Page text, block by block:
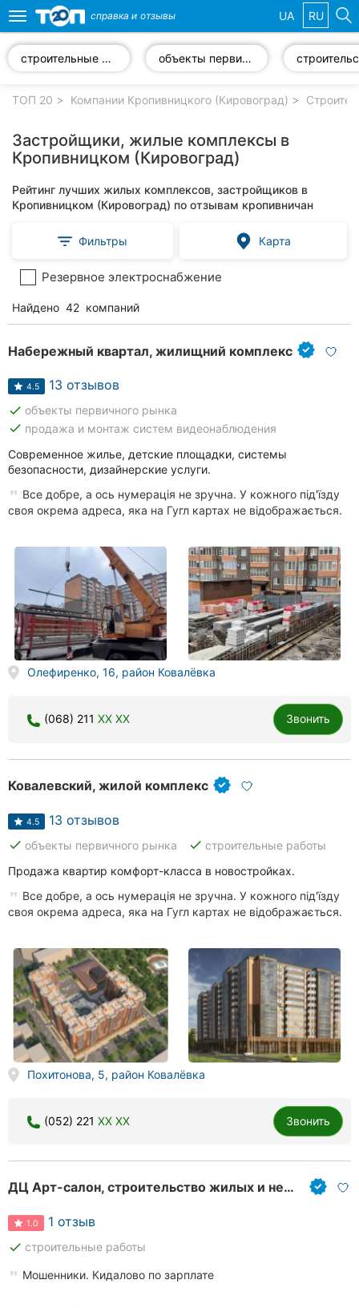
компании
рубрики:
клиники
Ветеринарные
клиники
Все
рубрики
Все
Кропивницкий
Винница
Житомир
Киев
Харьков
Запорожье
Львов
Кривой
Рог
Николаев
Полтава
Чернигов
Черкассы
Черновцы
Toggle
navigation
справка и отзывы UA RU
строительные работы объекты первичного рынка
ТОП 20 Компании Кропивницкого (Кировоград)
Застройщики, жилые комплексы в
Кропивницком (Кировоград)
Рейтинг лучших жилых комплексов, застройщиков в
Кропивницком (Кировоград) по отзывам кропивничан
Фильтры Карта
Резервное электроснабжение
Найдено 42 компаний
Набережный квартал, жилищний комплекс
4.5 13 отзывов
done объекты первичного рынка
done продажа и монтаж систем видеонаблюдения
Современное жилье, детские площадки, системы
безопасности, дизайнерские услуги.
Все добре, а ось нумерація не зручна. У кожного під'їзду
своя окрема адреса, яка на Гугл картах не відображається.
Олефиренко, 16, район Ковалёвка
(068) 211 XX XX Звонить
Ковалевский, жилой комплекс
4.5 13 отзывов
done объекты первичного рынка done строительные работы
Продажа квартир комфорт-класса в новостройках.
Все добре, а ось нумерація не зручна. У кожного під'їзду
своя окрема адреса, яка на Гугл картах не відображається.
Похитонова, 5, район Ковалёвка
(052) 221 XX XX Звонить
ДЦ Арт-салон, строительство жилых и нежилых зданий
1.0 1 отзыв
done строительные работы
Мошенники. Кидалово по зарплате